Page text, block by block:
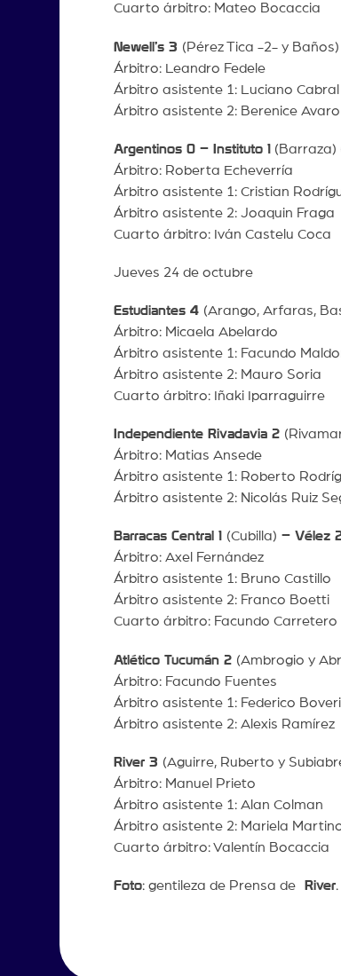
Cuarto árbitro: Mateo Bocaccia
Newell’s 3 (Pérez Tica -2- y Baños)
Árbitro: Leandro Fedele
Árbitro asistente 1: Luciano Cabral
Árbitro asistente 2: Berenice Avaro
Argentinos 0 – Instituto 1 (Barraza)
Árbitro: Roberta Echeverría
Árbitro asistente 1: Cristian
Árbitro asistente 2: Joaquin Fraga
Cuarto árbitro: Iván Castelu Coca
Jueves 24 de octubre
Estudiantes 4 (Arango, Arfaras,
Árbitro: Micaela Abelardo
Árbitro asistente 1: Facundo
Árbitro asistente 2: Mauro Soria
Cuarto árbitro: Iñaki Iparraguirre
Independiente Rivadavia 2
Árbitro: Matias Ansede
Árbitro asistente 1: Roberto
Árbitro asistente 2: Nicolás Ruiz
Barracas Central 1 (Cubilla) – Vélez
Árbitro: Axel Fernández
Árbitro asistente 1: Bruno Castillo
Árbitro asistente 2: Franco Boetti
Cuarto árbitro: Facundo Carretero
Atlético Tucumán 2 (Ambrogio y
Árbitro: Facundo Fuentes
Árbitro asistente 1: Federico Boveri
Árbitro asistente 2: Alexis Ramírez
River 3 (Aguirre, Ruberto y
Árbitro: Manuel Prieto
Árbitro asistente 1: Alan Colman
Árbitro asistente 2: Mariela
Cuarto árbitro: Valentín Bocaccia
Foto: gentileza de Prensa de River.